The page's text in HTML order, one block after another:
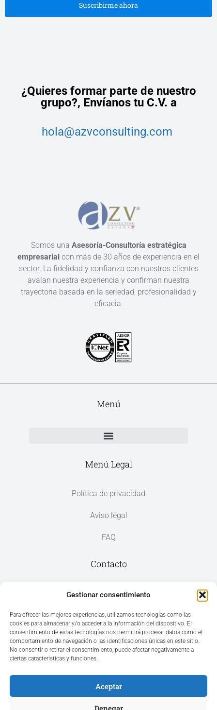
Gestionar consentimiento
Para ofrecer las mejores experiencias, utilizamos tecnologías como las
cookies para almacenar y/o acceder a la información del dispositivo. El
consentimiento de estas tecnologías nos permitirá procesar datos como el
comportamiento de navegación o las identificaciones únicas en este sitio.
No consentir o retirar el consentimiento, puede afectar negativamente a
ciertas características y funciones.
Aceptar
Denegar
Suscribirme ahora
¿Quieres formar parte de nuestro
grupo?, Envíanos tu C.V. a
hola@azvconsulting.com
Somos una Asesoría-Consultoría estratégica
empresarial con más de 30 años de experiencia en el
sector. La fidelidad y confianza con nuestros clientes
avalan nuestra experiencia y confirman nuestra
trayectoria basada en la seriedad, profesionalidad y
eficacia.
Menú
Menú Legal
Política de privacidad
Aviso legal
FAQ
Contacto
Av. del Mar, 59, 03187 Los Montesinos,
+34 965 207 262
hola@azvconsulting.com
Acceso área privada